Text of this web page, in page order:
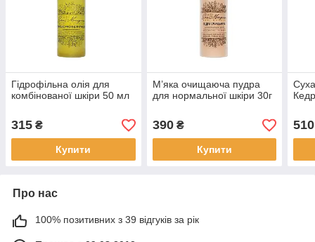
Гідрофільна олія для
комбінованої шкіри 50 мл
315 ₴
Купити
М’яка очищаюча пудра
для нормальної шкіри 30г
390₴
Купити
510
Про нас
100% позитивних з 39 відгуків за рік